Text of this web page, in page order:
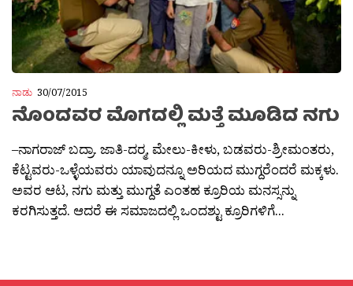
ನಾಡು 30/07/2015
ನೊಂದವರ ಮೊಗದಲ್ಲಿ ಮತ್ತೆ ಮೂಡಿದ ನಗು
–ನಾಗರಾಜ್ ಬದ್ರಾ. ಜಾತಿ-ದರ‍್ಮ, ಮೇಲು-ಕೀಳು, ಬಡವರು-ಶ್ರೀಮಂತರು,
ಕೆಟ್ಟವರು-ಒಳ್ಳೆಯವರು ಯಾವುದನ್ನೂ ಅರಿಯದ ಮುಗ್ದರೆಂದರೆ ಮಕ್ಕಳು.
ಅವರ ಆಟ, ನಗು ಮತ್ತು ಮುಗ್ದತೆ ಎಂತಹ ಕ್ರೂರಿಯ ಮನಸ್ಸನ್ನು
ಕರಗಿಸುತ್ತದೆ. ಆದರೆ ಈ ಸಮಾಜದಲ್ಲಿ ಒಂದಶ್ಟು ಕ್ರೂರಿಗಳಿಗೆ...